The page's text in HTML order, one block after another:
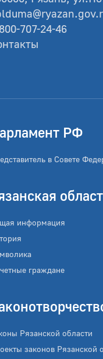
707-24-46
РФ
в Совете
информация
граждане
Рязанской области
законов Рязанской